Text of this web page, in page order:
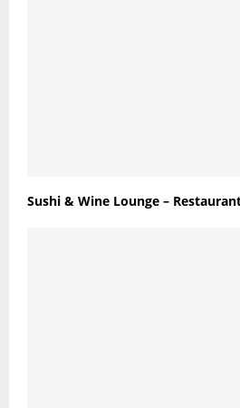
Sushi & Wine Lounge –